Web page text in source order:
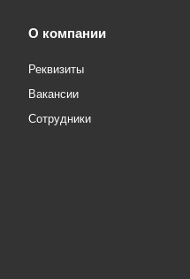
О компании
Реквизиты
Вакансии
Сотрудники